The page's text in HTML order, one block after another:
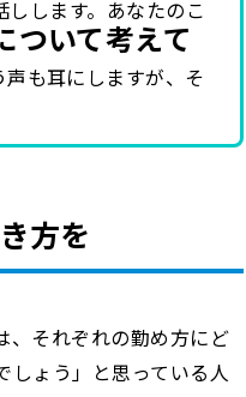
します。あなたのこ
ついて考えて
声も耳にしますが、そ
方を
、それぞれの勤め方にど
しょう」と思っている人